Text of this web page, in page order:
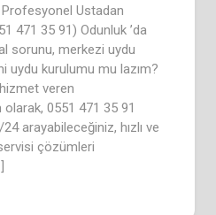
Ustadan
471 35 91) Odunluk ’da
sorunu, merkezi uydu
uydu kurulumu mu lazım?
hizmet veren
0551 471 35 91
arayabileceğiniz, hızlı ve
çözümleri